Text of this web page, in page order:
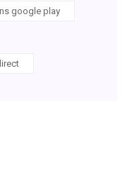
google play